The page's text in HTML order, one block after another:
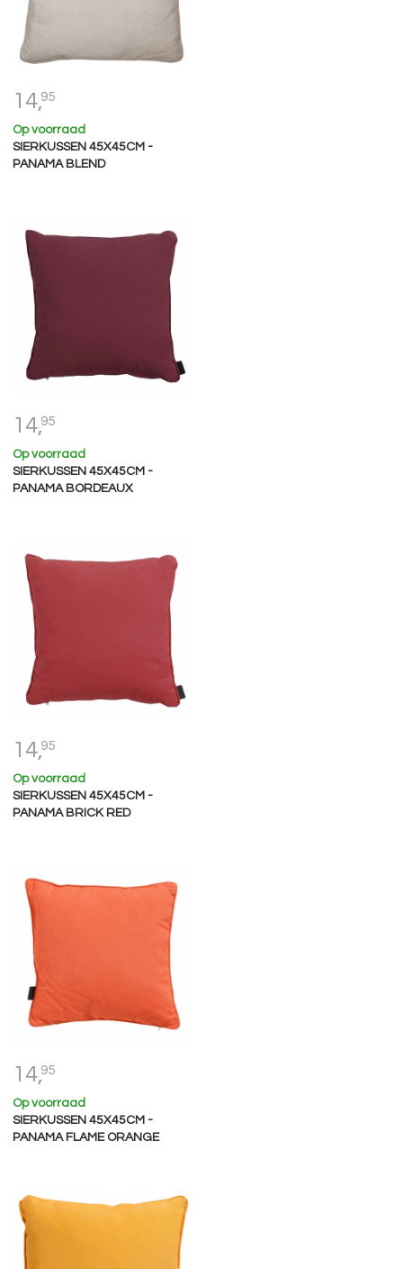
14,95
Op voorraad
SIERKUSSEN 45X45CM -
PANAMA BLEND
14,95
Op voorraad
SIERKUSSEN 45X45CM -
PANAMA BORDEAUX
14,95
Op voorraad
SIERKUSSEN 45X45CM -
PANAMA BRICK RED
14,95
Op voorraad
SIERKUSSEN 45X45CM -
PANAMA FLAME ORANGE